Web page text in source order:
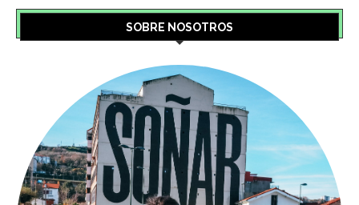
SOBRE NOSOTROS